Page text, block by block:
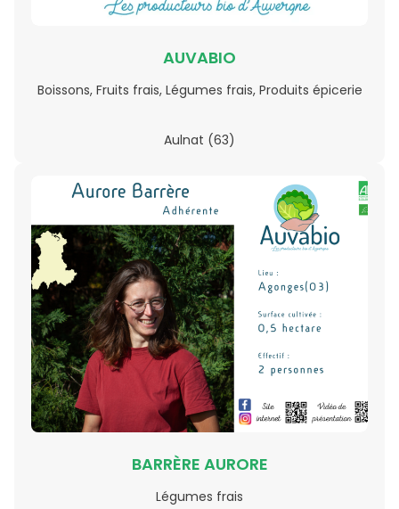
AUVABIO
Boissons, Fruits frais, Légumes frais, Produits épicerie
Aulnat (63)
BARRÈRE AURORE
Légumes frais